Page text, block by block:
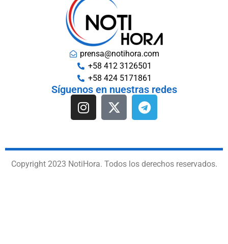
prensa@notihora.com
+58 412 3126501
+58 424 5171861
Síguenos en nuestras redes
Copyright 2023 NotiHora. Todos los derechos reservados.